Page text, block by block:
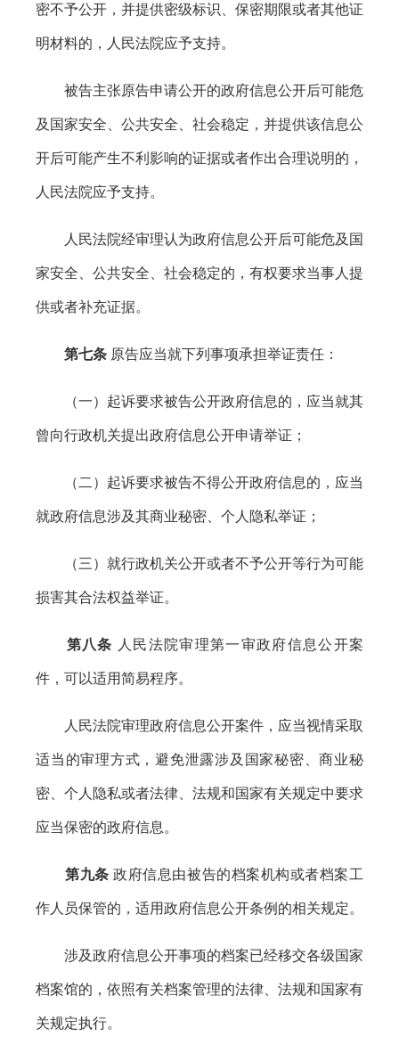
密不予公开，并提供密级标识、保密期限或者其他证
明材料的，人民法院应予支持。
被告主张原告申请公开的政府信息公开后可能危
及国家安全、公共安全、社会稳定，并提供该信息公
开后可能产生不利影响的证据或者作出合理说明的，
人民法院应予支持。
人民法院经审理认为政府信息公开后可能危及国
家安全、公共安全、社会稳定的，有权要求当事人提
供或者补充证据。
第七条 原告应当就下列事项承担举证责任：
（一）起诉要求被告公开政府信息的，应当就其
曾向行政机关提出政府信息公开申请举证；
（二）起诉要求被告不得公开政府信息的，应当
就政府信息涉及其商业秘密、个人隐私举证；
（三）就行政机关公开或者不予公开等行为可能
损害其合法权益举证。
第八条 人民法院审理第一审政府信息公开案
件，可以适用简易程序。
人民法院审理政府信息公开案件，应当视情采取
适当的审理方式，避免泄露涉及国家秘密、商业秘
密、个人隐私或者法律、法规和国家有关规定中要求
应当保密的政府信息。
第九条 政府信息由被告的档案机构或者档案工
作人员保管的，适用政府信息公开条例的相关规定。
涉及政府信息公开事项的档案已经移交各级国家
档案馆的，依照有关档案管理的法律、法规和国家有
关规定执行。